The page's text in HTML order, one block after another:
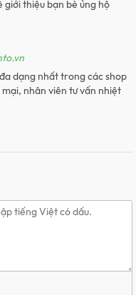
giới thiệu bạn bè ủng hộ
dạng nhất trong các shop
nhân viên tư vấn nhiệt